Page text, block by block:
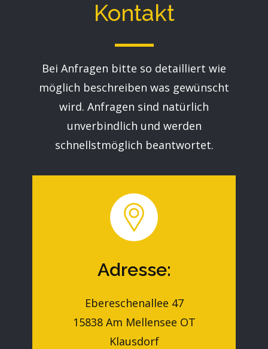
Kontakt
Bei Anfragen bitte so ​detailliert wie
möglich beschreiben was gewünscht
wird. Anfragen sind natürlich
unverbindlich und werden
schnellstmöglich beantwortet.
Adresse:
Ebereschenallee 47
15838 Am Mellensee OT
Klausdorf